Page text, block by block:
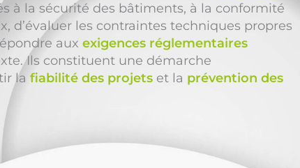
à la sécurité des bâtiments, à la conformité
d’évaluer les contraintes techniques propres
aux exigences réglementaires
Ils constituent une démarche
la fiabilité des projets et la prévention des